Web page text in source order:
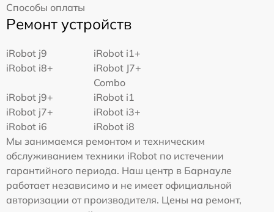
Способы оплаты
Ремонт устройств
iRobot j9
iRobot i1+
iRobot i8+
iRobot J7+
Combo
iRobot j9+
iRobot i1
iRobot j7+
iRobot i3+
iRobot i6
iRobot i8
Мы занимаемся ремонтом и техническим
обслуживанием техники iRobot по истечении
гарантийного периода. Наш центр в Барнауле
работает независимо и не имеет официальной
авторизации от производителя. Цены на ремонт,